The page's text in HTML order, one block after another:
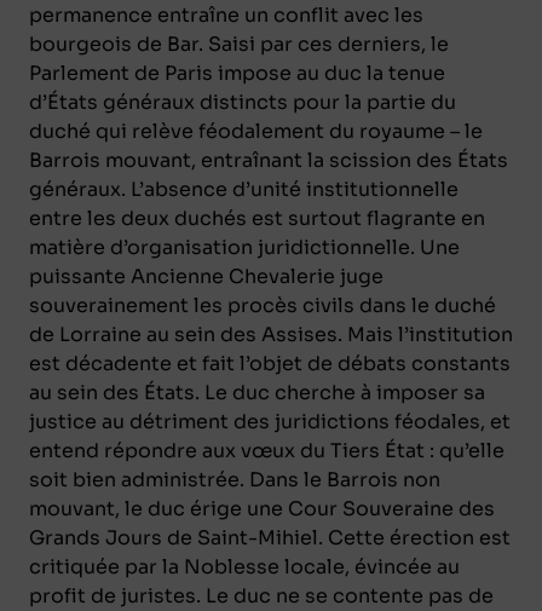
permanence entraîne un conflit avec les
bourgeois de Bar. Saisi par ces derniers, le
Parlement de Paris impose au duc la tenue
d’États généraux distincts pour la partie du
duché qui relève féodalement du royaume – le
Barrois mouvant, entraînant la scission des États
généraux. L’absence d’unité institutionnelle
entre les deux duchés est surtout flagrante en
matière d’organisation juridictionnelle. Une
puissante Ancienne Chevalerie juge
souverainement les procès civils dans le duché
de Lorraine au sein des Assises. Mais l’institution
est décadente et fait l’objet de débats constants
au sein des États. Le duc cherche à imposer sa
justice au détriment des juridictions féodales, et
entend répondre aux vœux du Tiers État : qu’elle
soit bien administrée. Dans le Barrois non
mouvant, le duc érige une Cour Souveraine des
Grands Jours de Saint-Mihiel. Cette érection est
critiquée par la Noblesse locale, évincée au
profit de juristes. Le duc ne se contente pas de